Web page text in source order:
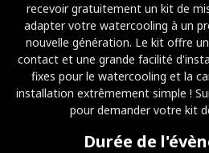
recevoir gratuitement un kit de
adapter votre watercooling à un
nouvelle génération. Le kit offre
contact et une grande facilité
fixes pour le watercooling et la
installation extrêmement simple !
pour demander votre kit
Durée de